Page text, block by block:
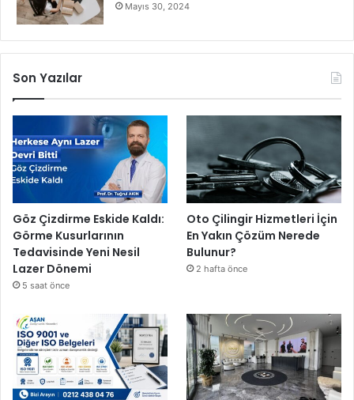
Mayıs 30, 2024
Son Yazılar
Göz Çizdirme Eskide Kaldı:
Görme Kusurlarının
Tedavisinde Yeni Nesil
Lazer Dönemi
5 saat önce
Oto Çilingir Hizmetleri İçin
En Yakın Çözüm Nerede
Bulunur?
2 hafta önce